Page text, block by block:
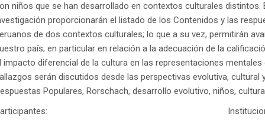
niños que se han desarrollado en contextos culturales
proporcionarán el listado de los Contenidos y las
de dos contextos culturales; lo que a su vez, permitirán
país; en particular en relación a la adecuación de la
impacto diferencial de la cultura en las representaciones
serán discutidos desde las perspectivas evolutiva, cultural
Populares, Rorschach, desarrollo evolutivo, niños,